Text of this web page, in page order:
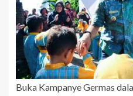
Buka Kampanye Germas